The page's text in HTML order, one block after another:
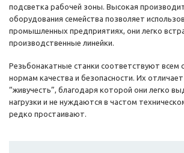
подсветка рабочей зоны. Высокая
оборудования семейства позволяет
промышленных предприятиях, они легко
производственные линейки.
Резьбонакатные станки соответствуют всем
нормам качества и безопасности. Их
“живучесть”, благодаря которой они легко
нагрузки и не нуждаются в частом
редко простаивают.